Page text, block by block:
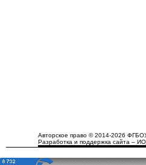
Авторское право © 2014-2026
Разработка и поддержка сайта –